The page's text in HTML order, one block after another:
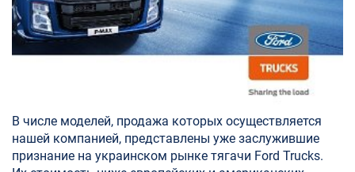
В числе моделей, продажа которых осуществляется
нашей компанией, представлены уже заслужившие
признание на украинском рынке тягачи Ford Trucks.